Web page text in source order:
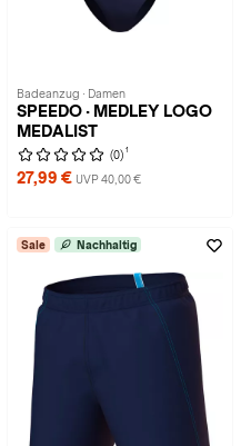
Badeanzug · Damen
SPEEDO · MEDLEY LOGO
MEDALIST
(0) 1
27,99 € UVP 40,00 €
Sale Nachhaltig